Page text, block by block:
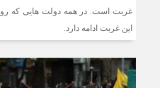
غربت است. در همه دولت هایی که
این غربت ادامه دارد.